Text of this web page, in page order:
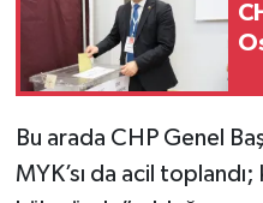
Bu arada CHP Genel
MYK’sı da acil